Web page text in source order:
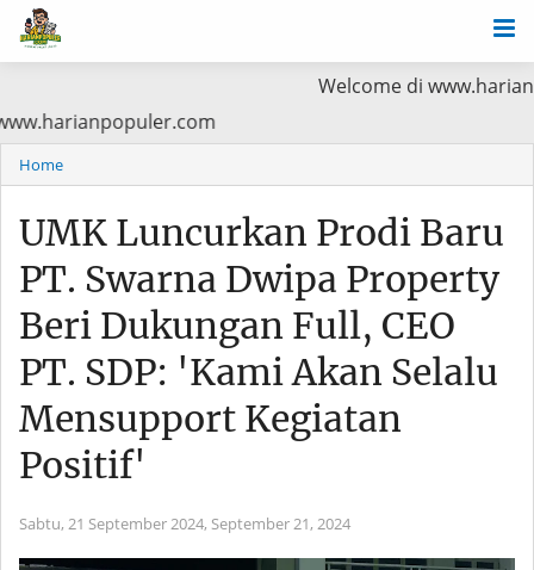
Welcome di
di www.harianpopuler.com
Home
UMK Luncurkan Prodi Baru
PT. Swarna Dwipa Property
Beri Dukungan Full, CEO
PT. SDP: 'Kami Akan Selalu
Mensupport Kegiatan
Positif'
Sabtu, 21 September 2024, September 21, 2024